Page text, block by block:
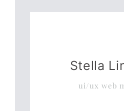
Stella
ui/ux web